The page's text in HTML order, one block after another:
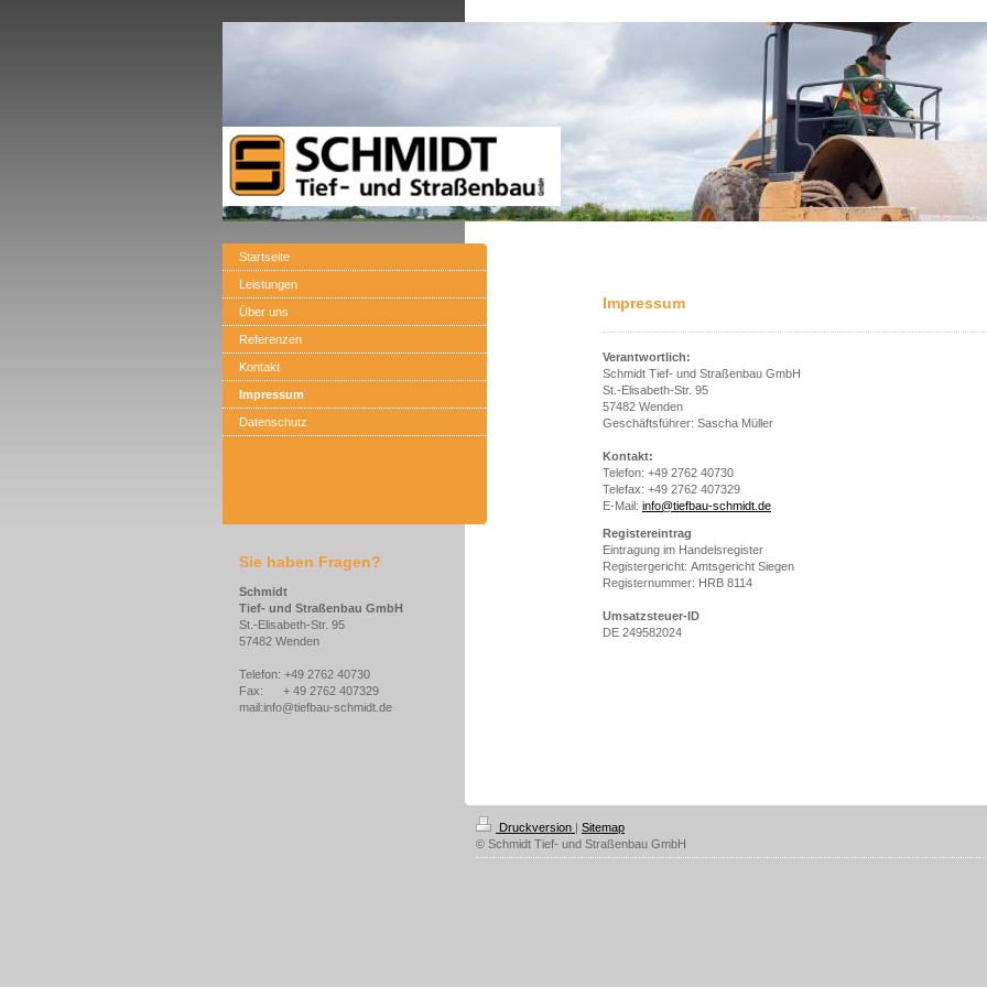
Impressum
Verantwortlich:
Schmidt Tief- und Straßenbau GmbH
St.-Elisabeth-Str. 95
57482 Wenden
Geschäftsführer: Sascha Müller
Kontakt:
Telefon: +49 2762 40730
Telefax: +49 2762 407329
E-Mail: info@tiefbau-schmidt.de
Registereintrag
Eintragung im Handelsregister
Registergericht: Amtsgericht Siegen
Registernummer: HRB 8114
Umsatzsteuer-ID
DE 249582024
Startseite
Leistungen
Über uns
Referenzen
Kontakt
Impressum
Datenschutz
Sie haben Fragen?
Schmidt
Tief- und Straßenbau GmbH
St.-Elisabeth-Str. 95
57482 Wenden
Telefon: +49 2762 40730
Fax: + 49 2762 407329
mail:info@tiefbau-schmidt.de
Druckversion | Sitemap
© Schmidt Tief- und Straßenbau GmbH